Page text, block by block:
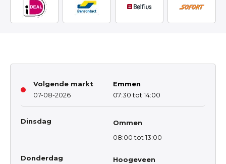
Volgende markt
07-08-2026
Emmen
07:30 tot 14:00
Dinsdag
Ommen
08:00 tot 13:00
Donderdag
Hoogeveen